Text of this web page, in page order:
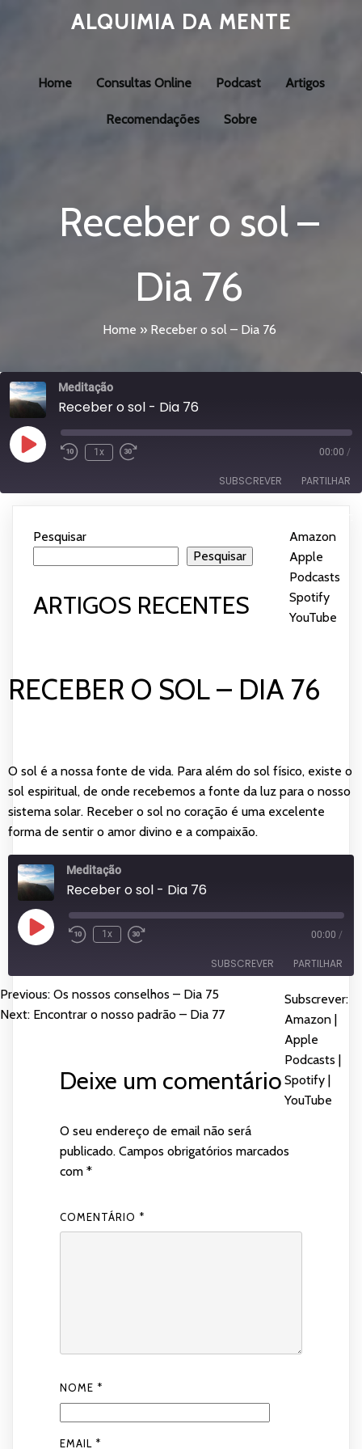
ALQUIMIA DA MENTE
Home Consultas Online Podcast Artigos
Recomendações Sobre
Receber o sol –
Dia 76
Home » Receber o sol – Dia 76
Meditação
Receber o sol - Dia 76
Reproduzir
episódio
1x 00:00 /
SUBSCREVER PARTILHAR
YouTube
INCORPORAR
Amazon
Apple
Podcasts
Spotify
YouTube
RECEBER O SOL – DIA 76
O sol é a nossa fonte de vida. Para além do sol físico, existe o
sol espiritual, de onde recebemos a fonte da luz para o nosso
sistema solar. Receber o sol no coração é uma excelente
forma de sentir o amor divino e a compaixão.
Meditação
Receber o sol - Dia 76
Reproduzir
episódio
1x 00:00 /
SUBSCREVER PARTILHAR
Amazon Apple Podcasts
PARTILHAR
INCORPORAR
Subscrever:
Amazon |
Apple
Podcasts |
Spotify |
YouTube
NAVEGAÇÃO
ARTIGOS
Previous: Os nossos conselhos – Dia 75
Next: Encontrar o nosso padrão – Dia 77
Deixe um comentário
O seu endereço de email não será
publicado. Campos obrigatórios marcados
com*
COMENTÁRIO *
NOME *
EMAIL *
Pesquisar
Pesquisar
ARTIGOS RECENTES